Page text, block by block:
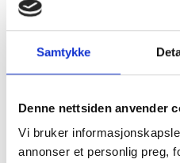
Samtykke
Denne nettsiden anvender
Vi bruker
annonser et personlig preg,
Silverstone Grå bremsekalippere
Karbonratt inkl LEDs
Karbon i Dashboard
Girtype